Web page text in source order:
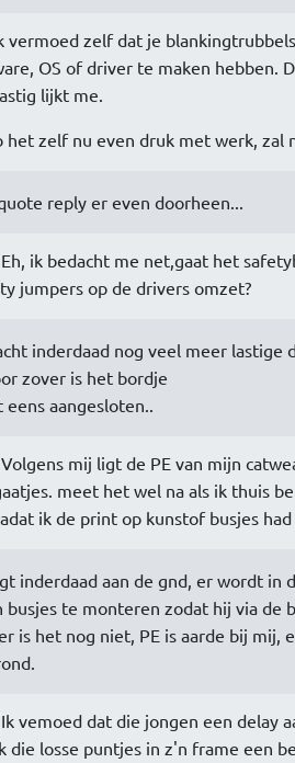
vermoed zelf dat je
OS of driver te maken hebben.
lijkt me.
het zelf nu even druk met werk, zal
reply er even doorheen...
ik bedacht me net,gaat het
jumpers op de drivers omzet?
inderdaad nog veel meer lastige
zover is het bordje
eens aangesloten..
mij ligt de PE van mijn
meet het wel na als ik thuis
ik de print op kunstof busjes
inderdaad aan de gnd, er wordt in
busjes te monteren zodat hij via de
is het nog niet, PE is aarde bij
vemoed dat die jongen een delay
die losse puntjes in z'n frame een